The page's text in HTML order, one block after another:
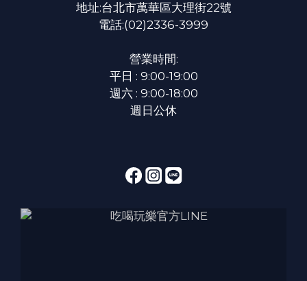
地址:台北市萬華區大理街22號
電話:(02)2336-3999
營業時間:
平日 : 9:00-19:00
週六 : 9:00-18:00
週日公休